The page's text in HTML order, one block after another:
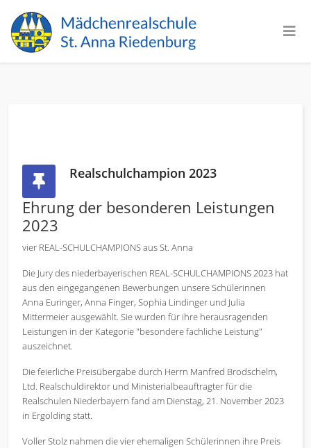
Realschulchampion 2023
Ehrung der besonderen Leistungen
2023
vier REAL-SCHULCHAMPIONS aus St. Anna
Die Jury des niederbayerischen REAL-SCHULCHAMPIONS 2023 hat
aus den eingegangenen Bewerbungen unsere Schülerinnen
Anna Euringer, Anna Finger, Sophia Lindinger und Julia
Mittermeier ausgewählt. Sie wurden für ihre herausragenden
Leistungen in der Kategorie "besondere fachliche Leistung"
auszeichnet.
Die feierliche Preisübergabe durch Herrn Manfred Brodschelm,
Ltd. Realschuldirektor und Ministerialbeauftragter für die
Realschulen Niederbayern fand am Dienstag, 21. November 2023
in Ergolding statt.
Voller Stolz nahmen die vier ehemaligen Schülerinnen ihre Preis